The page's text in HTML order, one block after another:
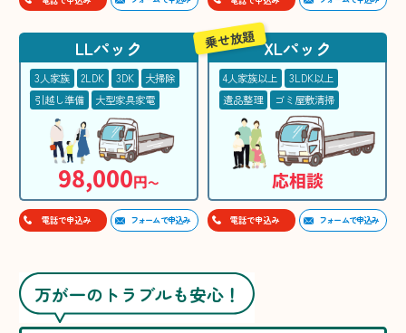
LLパック
3人家族 2LDK 3DK
大掃除
引越し準備
大型家具家電
98,000円〜
電話で申込み フォームで申込み
XLパック
4人家族以上
3LDK以上
遺品整理
ゴミ屋敷清掃
応相談
乗せ放題
電話で申込み フォームで申込み
万が一のトラブルも安心！